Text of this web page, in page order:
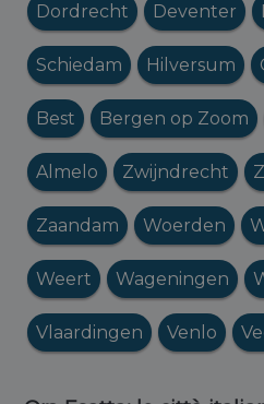
Dordrecht Deventer
Schiedam Hilversum
Best Bergen op Zoom
Almelo Zwijndrecht
Zaandam Woerden
Weert Wageningen
Vlaardingen Venlo